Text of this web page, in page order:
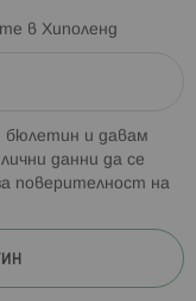
в Хиполенд
бюлетин и давам
данни да се
поверителност на